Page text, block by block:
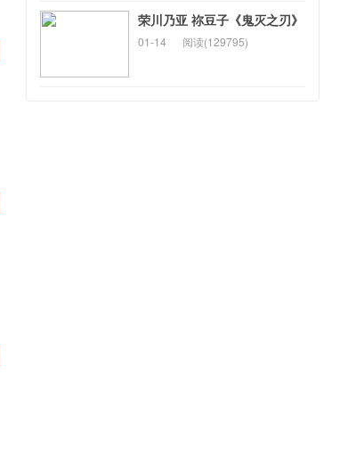
荣川乃亚 祢豆子《鬼灭之刃》
01-14 阅读(129795)